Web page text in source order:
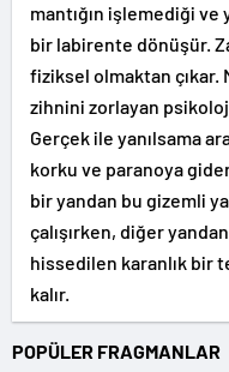
mantığın işlemediği
bir labirente dönüşür.
fiziksel olmaktan çıkar.
zihnini zorlayan
Gerçek ile yanılsama
korku ve paranoya
bir yandan bu gizemli
çalışırken, diğer
hissedilen karanlık bir
kalır.
POPÜLER FRAGMANLAR